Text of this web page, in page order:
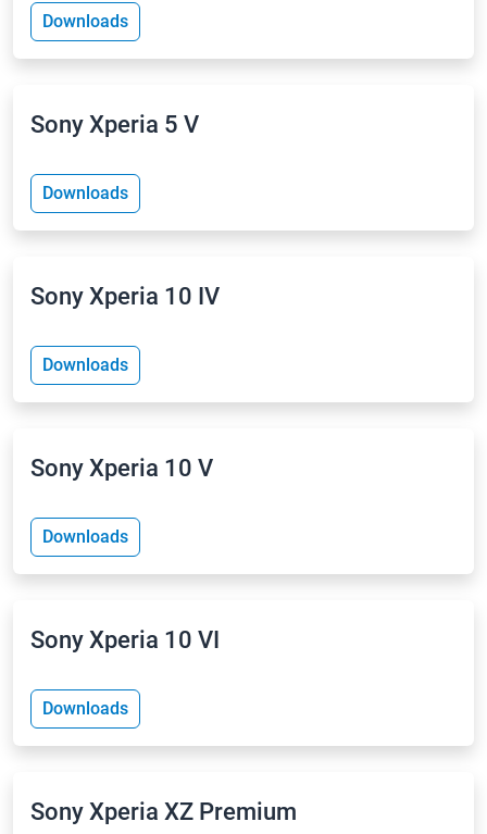
Downloads
Sony Xperia 5 V
Downloads
Sony Xperia 10 IV
Downloads
Sony Xperia 10 V
Downloads
Sony Xperia 10 VI
Downloads
Sony Xperia XZ Premium